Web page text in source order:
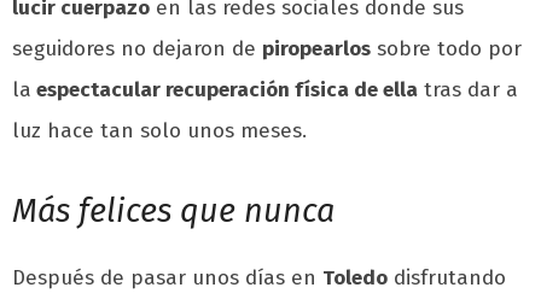
lucir cuerpazo en las redes sociales donde sus
seguidores no dejaron de piropearlos sobre todo por
la espectacular recuperación física de ella tras dar a
luz hace tan solo unos meses.
Más felices que nunca
Después de pasar unos días en Toledo disfrutando